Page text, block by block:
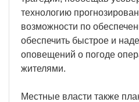
технологию
возможности по
обеспечить быстрое и
оповещений о погоде
жителями.
Местные власти также